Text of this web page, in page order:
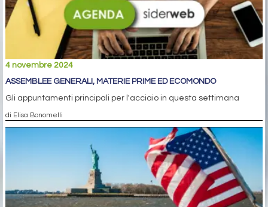
4 novembre 2024
ASSEMBLEE GENERALI, MATERIE PRIME ED ECOMONDO
Gli appuntamenti principali per l'acciaio in questa settimana
di Elisa Bonomelli